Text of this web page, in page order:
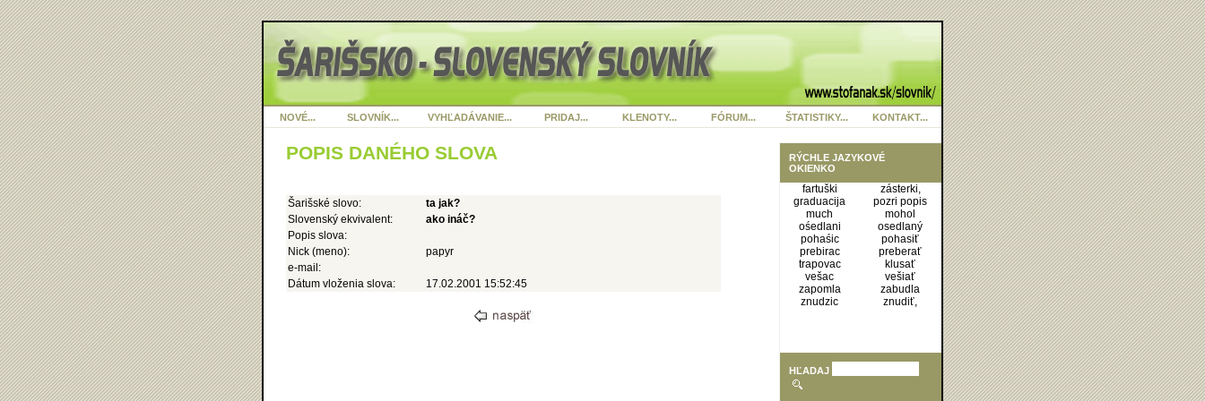
NOVÉ... SLOVNÍK... VYHĽADÁVANIE... PRIDAJ... KLENOTY... FÓRUM... ŠTATISTIKY... KONTAKT...
RÝCHLE JAZYKOVÉ
OKIENKO
fartuški
zásterki,
graduacija
pozri popis
much
mohol
ośedlani
osedlaný
pohaśic
pohasiť
prebirac
preberať
trapovac
klusať
vešac
vešiať
zapomla
zabudla
znudzic
znudiť,
HĽADAJ
POPIS DANÉHO SLOVA
Šarišské slovo:
ta jak?
Slovenský ekvivalent:
ako ináč?
Popis slova:
Nick (meno):
papyr
e-mail:
Dátum vloženia slova:
17.02.2001 15:52:45